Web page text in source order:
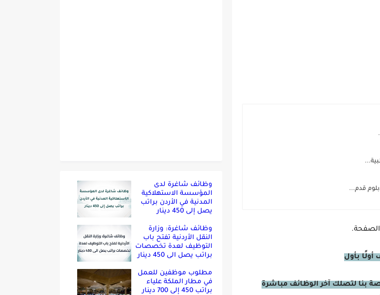
قدم...
الصفحة.
بأول
بنا لتصلك آخر الوظائف مباشرة
وظائف شاغرة لدى
المؤسسة الاستهلاكية
المدنية في الأردن براتب
يصل إلى 450 دينار
وظائف شاغرة: وزارة
النقل الأردنية تفتح باب
التوظيف لعدة تخصصات
براتب يصل الى 450 دينار
مطلوب موظفين للعمل
في مطار الملكة علياء
براتب 450 إلى 700 دينار